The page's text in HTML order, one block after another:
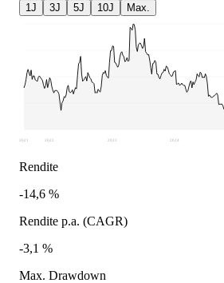
1J 3J 5J 10J Max.
2021 2022 2023 2024
Rendite
-14,6 %
Rendite p.a. (CAGR)
-3,1 %
Max. Drawdown